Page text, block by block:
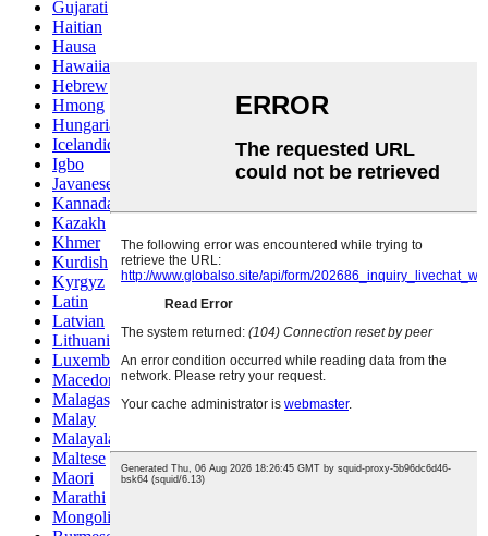
Gujarati
Haitian
Hausa
Hawaiian
Hebrew
Hmong
Hungarian
Icelandic
Igbo
Javanese
Kannada
Kazakh
Khmer
Kurdish
Kyrgyz
Latin
Latvian
Lithuanian
Luxembou..
Macedonian
Malagasy
Malay
Malayalam
Maltese
Maori
Marathi
Mongolian